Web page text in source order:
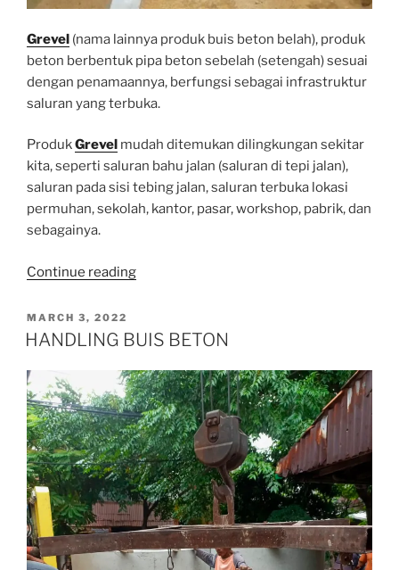
Grevel (nama lainnya produk buis beton belah), produk
beton berbentuk pipa beton sebelah (setengah) sesuai
dengan penamaannya, berfungsi sebagai infrastruktur
saluran yang terbuka.
ProdukGrevel mudah ditemukan dilingkungan sekitar
kita, seperti saluran bahu jalan (saluran di tepi jalan),
saluran pada sisi tebing jalan, saluran terbuka lokasi
permuhan, sekolah, kantor, pasar, workshop, pabrik, dan
sebagainya.
Continue reading“Grevel”
POSTED
ON
MARCH 3, 2022
HANDLING BUIS BETON